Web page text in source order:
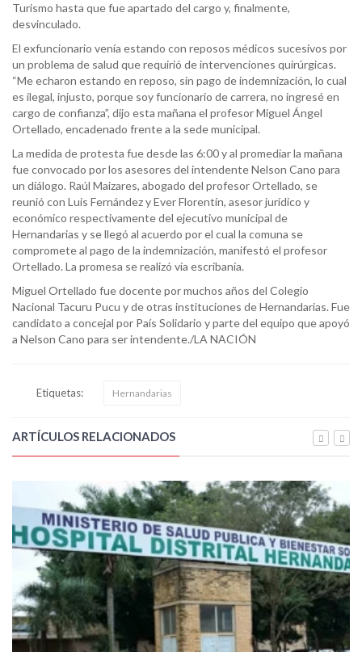
Turismo hasta que fue apartado del cargo y, finalmente,
desvinculado.
El exfuncionario venía estando con reposos médicos sucesivos por
un problema de salud que requirió de intervenciones quirúrgicas.
“Me echaron estando en reposo, sin pago de indemnización, lo cual
es ilegal, injusto, porque soy funcionario de carrera, no ingresé en
cargo de confianza”, dijo esta mañana el profesor Miguel Ángel
Ortellado, encadenado frente a la sede municipal.
La medida de protesta fue desde las 6:00 y al promediar la mañana
fue convocado por los asesores del intendente Nelson Cano para
un diálogo. Raúl Maizares, abogado del profesor Ortellado, se
reunió con Luis Fernández y Ever Florentín, asesor jurídico y
económico respectivamente del ejecutivo municipal de
Hernandarias y se llegó al acuerdo por el cual la comuna se
compromete al pago de la indemnización, manifestó el profesor
Ortellado. La promesa se realizó vía escribanía.
Miguel Ortellado fue docente por muchos años del Colegio
Nacional Tacuru Pucu y de otras instituciones de Hernandarias. Fue
candidato a concejal por País Solidario y parte del equipo que apoyó
a Nelson Cano para ser intendente./LA NACIÓN
Etiquetas: Hernandarias
ARTÍCULOS RELACIONADOS